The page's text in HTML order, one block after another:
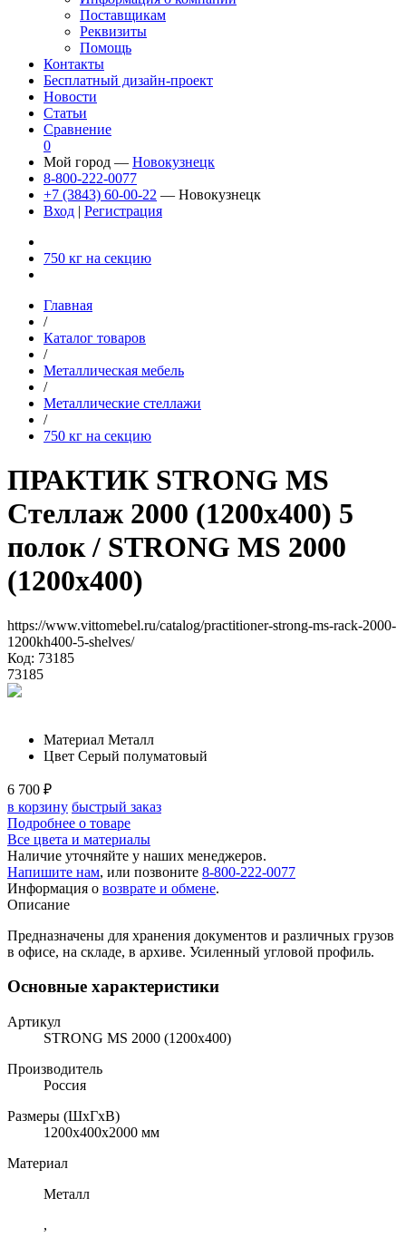
Поставщикам
Реквизиты
Помощь
Контакты
Бесплатный дизайн-проект
Новости
Статьи
Сравнение
0
Мой город — Новокузнецк
8-800-222-0077
+7 (3843) 60-00-22 — Новокузнецк
Вход | Регистрация
750 кг на секцию
Главная
/
Каталог товаров
/
Металлическая мебель
/
Металлические стеллажи
/
750 кг на секцию
ПРАКТИК STRONG MS
Стеллаж 2000 (1200х400) 5
полок / STRONG MS 2000
(1200х400)
https://www.vittomebel.ru/catalog/practitioner-strong-ms-rack-2000-
1200kh400-5-shelves/
Код: 73185
73185
Материал Металл
Цвет Серый полуматовый
6 700 ₽
в корзину быстрый заказ
Подробнее о товаре
Все цвета и материалы
Наличие уточняйте у наших менеджеров.
Напишите нам, или позвоните 8-800-222-0077
Информация о возврате и обмене.
Описание
Предназначены для хранения документов и различных грузов
в офисе, на складе, в архиве. Усиленный угловой профиль.
Основные характеристики
Артикул
STRONG MS 2000 (1200х400)
Производитель
Россия
Размеры (ШхГхВ)
1200x400x2000 мм
Материал
Металл
,